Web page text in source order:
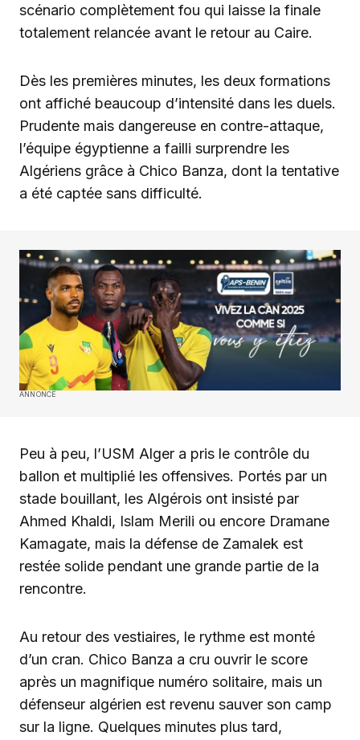
scénario complètement fou qui laisse la finale
totalement relancée avant le retour au Caire.
Dès les premières minutes, les deux formations
ont affiché beaucoup d’intensité dans les duels.
Prudente mais dangereuse en contre-attaque,
l’équipe égyptienne a failli surprendre les
Algériens grâce à Chico Banza, dont la tentative
a été captée sans difficulté.
ANNONCE
Peu à peu, l’USM Alger a pris le contrôle du
ballon et multiplié les offensives. Portés par un
stade bouillant, les Algérois ont insisté par
Ahmed Khaldi, Islam Merili ou encore Dramane
Kamagate, mais la défense de Zamalek est
restée solide pendant une grande partie de la
rencontre.
Au retour des vestiaires, le rythme est monté
d’un cran. Chico Banza a cru ouvrir le score
après un magnifique numéro solitaire, mais un
défenseur algérien est revenu sauver son camp
sur la ligne. Quelques minutes plus tard,